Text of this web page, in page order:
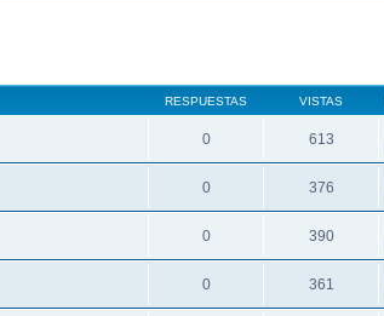
RESPUESTAS VISTAS
0 613
0 376
0 390
0 361